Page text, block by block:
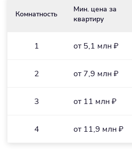
Комнатность
Мин. цена за
квартиру
1 от 5,1 млн ₽
2 от 7,9 млн ₽
3 от 11 млн ₽
4 от 11,9 млн ₽